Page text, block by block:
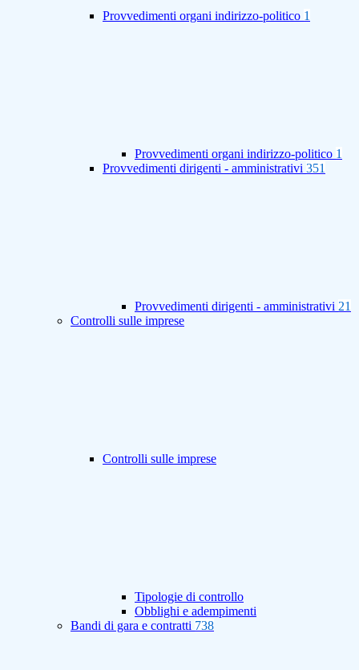
Provvedimenti organi indirizzo-politico 1
Provvedimenti organi indirizzo-politico 1
Provvedimenti dirigenti - amministrativi 351
Provvedimenti dirigenti - amministrativi 21
Controlli sulle imprese
Controlli sulle imprese
Tipologie di controllo
Obblighi e adempimenti
Bandi di gara e contratti 738